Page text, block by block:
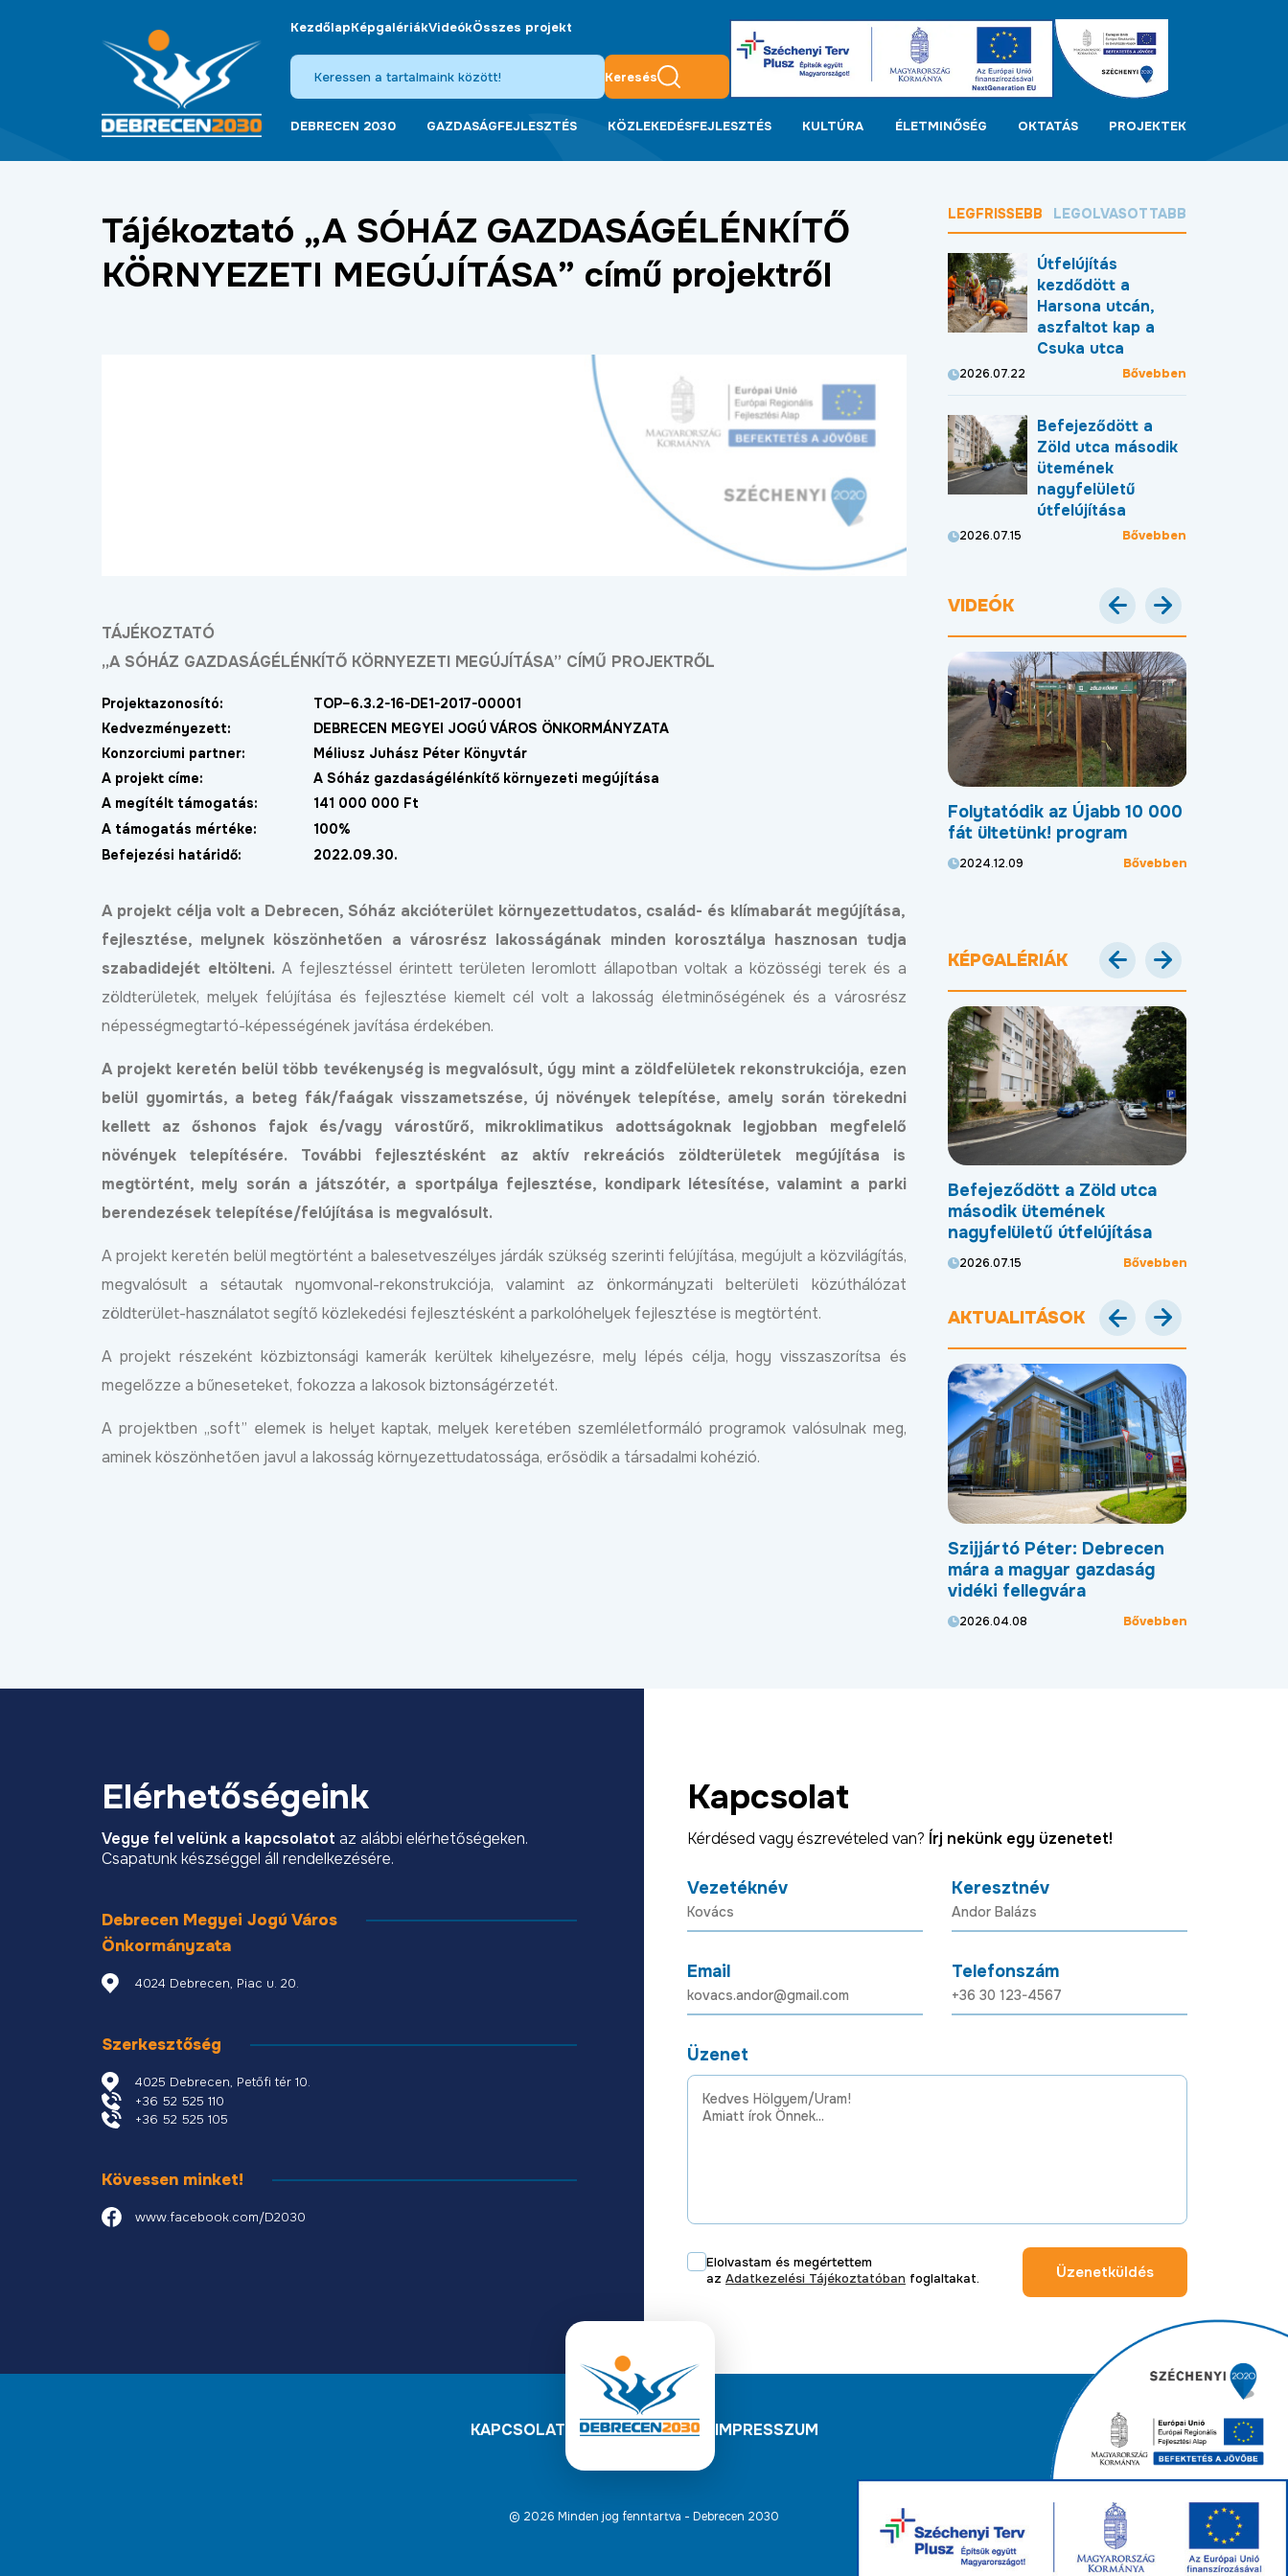
KezdőlapKépgalériákVideókÖsszes projekt
Keresés
DEBRECEN 2030 GAZDASÁGFEJLESZTÉS KÖZLEKEDÉSFEJLESZTÉS KULTÚRA ÉLETMINŐSÉG OKTATÁS PROJEKTEK
Tájékoztató „A SÓHÁZ GAZDASÁGÉLÉNKÍTŐ
KÖRNYEZETI MEGÚJÍTÁSA” című projektről
TÁJÉKOZTATÓ
„A SÓHÁZ GAZDASÁGÉLÉNKÍTŐ KÖRNYEZETI MEGÚJÍTÁSA” CÍMŰ PROJEKTRŐL
Projektazonosító:
TOP–6.3.2-16-DE1-2017-00001
Kedvezményezett:
DEBRECEN MEGYEI JOGÚ VÁROS ÖNKORMÁNYZATA
Konzorciumi partner:
Méliusz Juhász Péter Könyvtár
A projekt címe:
A Sóház gazdaságélénkítő környezeti megújítása
A megítélt támogatás:
141 000 000 Ft
A támogatás mértéke:
100%
Befejezési határidő:
2022.09.30.
A projekt célja volt a Debrecen, Sóház akcióterület környezettudatos, család- és klímabarát megújítása,
fejlesztése, melynek köszönhetően a városrész lakosságának minden korosztálya hasznosan tudja
szabadidejét eltölteni. A fejlesztéssel érintett területen leromlott állapotban voltak a közösségi terek és a
zöldterületek, melyek felújítása és fejlesztése kiemelt cél volt a lakosság életminőségének és a városrész
népességmegtartó-képességének javítása érdekében.
A projekt keretén belül több tevékenység is megvalósult, úgy mint a zöldfelületek rekonstrukciója, ezen
belül gyomirtás, a beteg fák/faágak visszametszése, új növények telepítése, amely során törekedni
kellett az őshonos fajok és/vagy várostűrő, mikroklimatikus adottságoknak legjobban megfelelő
növények telepítésére. További fejlesztésként az aktív rekreációs zöldterületek megújítása is
megtörtént, mely során a játszótér, a sportpálya fejlesztése, kondipark létesítése, valamint a parki
berendezések telepítése/felújítása is megvalósult.
A projekt keretén belül megtörtént a balesetveszélyes járdák szükség szerinti felújítása, megújult a közvilágítás,
megvalósult a sétautak nyomvonal-rekonstrukciója, valamint az önkormányzati belterületi közúthálózat
zöldterület-használatot segítő közlekedési fejlesztésként a parkolóhelyek fejlesztése is megtörtént.
A projekt részeként közbiztonsági kamerák kerültek kihelyezésre, mely lépés célja, hogy visszaszorítsa és
megelőzze a bűneseteket, fokozza a lakosok biztonságérzetét.
A projektben „soft” elemek is helyet kaptak, melyek keretében szemléletformáló programok valósulnak meg,
aminek köszönhetően javul a lakosság környezettudatossága, erősödik a társadalmi kohézió.
LEGFRISSEBB LEGOLVASOTTABB
Útfelújítás
kezdődött a
Harsona utcán,
aszfaltot kap a
Csuka utca
2026.07.22 Bővebben
Befejeződött a
Zöld utca második
ütemének
nagyfelületű
útfelújítása
2026.07.15 Bővebben
VIDEÓK
már új, aszfaltozott
lehet közlekedni a
és a Délibáb
Bővebben
Új bekötőutat kapott
Nagymacs
Bővebben
Folytatódik az Újabb 10 000
fát ültetünk! program
2024.12.09 Bővebben
KÉPGALÉRIÁK
a Halastó utca új
Négysávosítás, északi
az utak állapota és ötletláda:
lakossági fórumot tartottak
Józsán
2026.06.11 Bővebben
Egyik út váltja a másikat:
betonbiztosan halad
Debrecen fejlesztési
programja
2026.06.01 Bővebben
Útfelújítás kezdődött a
2026.07.22 Bővebben
Befejeződött a Zöld utca
második ütemének
nagyfelületű útfelújítása
2026.07.15 Bővebben
AKTUALITÁSOK
Szijjártó Péter: Debrecen
mára a magyar gazdaság
vidéki fellegvára
2026.04.08 Bővebben
Elérhetőségeink
Vegye fel velünk a kapcsolatot az alábbi elérhetőségeken.
Csapatunk készséggel áll rendelkezésére.
Debrecen Megyei Jogú Város
Önkormányzata
4024 Debrecen, Piac u. 20.
Szerkesztőség
4025 Debrecen, Petőfi tér 10.
+36 52 525 110
+36 52 525 105
Kövessen minket!
www.facebook.com/D2030
Kapcsolat
Kérdésed vagy észrevételed van? Írj nekünk egy üzenetet!
Vezetéknév Keresztnév
Email Telefonszám
Üzenet
Elolvastam és megértettem
az Adatkezelési Tájékoztatóban foglaltakat. Üzenetküldés
KAPCSOLAT IMPRESSZUM
© 2026 Minden jog fenntartva - Debrecen 2030